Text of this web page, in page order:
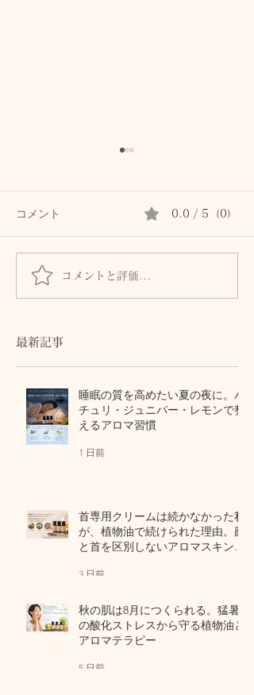
首専用クリームは続かな
かった私が、植物油で続
区別しないアロマスキン
コメント 0.0 / 5（0）
コメントと評価...
最新記事
睡眠の質を高めたい夏の夜に。パ
チュリ・ジュニパー・レモンで整
えるアロマ習慣
1 日前
首専用クリームは続かなかった私
が、植物油で続けられた理由。顔
と首を区別しないアロマスキンケ
3 日前
秋の肌は8月につくられる。猛暑
の酸化ストレスから守る植物油と
アロマテラピー
5 日前